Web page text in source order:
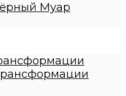
Опора
Муар
Муар